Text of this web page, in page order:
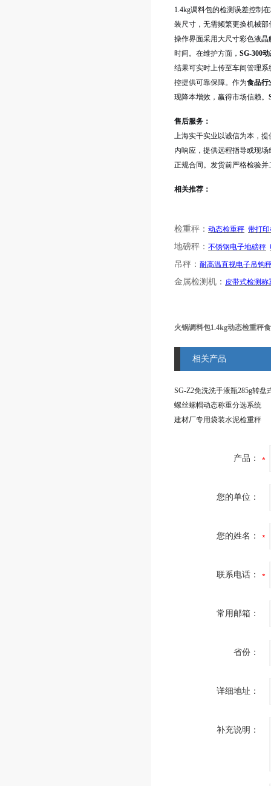
1.4kg调料包的检测误差控制
装尺寸，无需频繁更换机械
操作界面采用大尺寸彩色液
时间。在维护方面， SG-300
结果可实时上传至车间管理
控提供可靠保障。作为食品行
现降本增效，赢得市场信赖。
售后服务：
上海实干实业以诚信为本，
内响应，提供远程指导或现
正规合同。发货前严格检验
相关推荐：
检重秤： 动态检重秤 带打
地磅秤： 不锈钢电子地磅秤
吊秤： 耐高温直视电子吊钩
金属检测机： 皮带式检测称
火锅调料包1.4kg动态检重秤
相关产品
螺丝螺帽动态称重分选系统
建材厂专用袋装水泥检重秤
产品：
您的单位：
您的姓名：
联系电话：
常用邮箱：
省份：
详细地址：
补充说明：